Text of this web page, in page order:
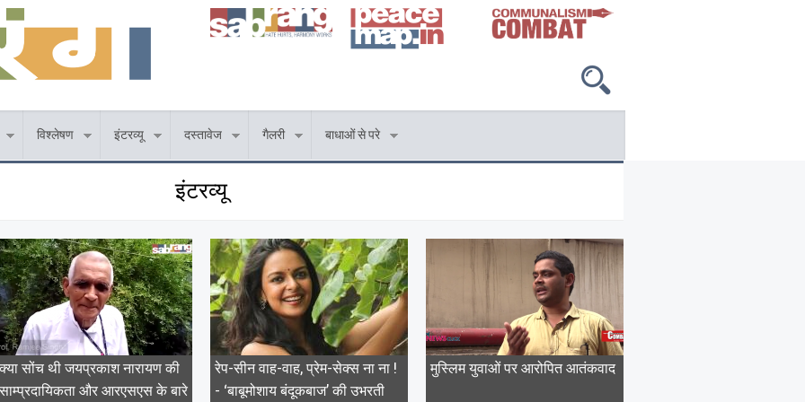
विश्लेषण इंटरव्यू दस्तावेज गैलरी बाधाओं से परे
इंटरव्यू
क्या सोंच थी जयप्रकाश नारायण की
साम्प्रदायिकता और आरएसएस के बारे
रेप-सीन वाह-वाह, प्रेम-सेक्स ना ना !
- ‘बाबूमोशाय बंदूकबाज’ की उभरती
मुस्लिम युवाओं पर आरोपित आतंकवाद